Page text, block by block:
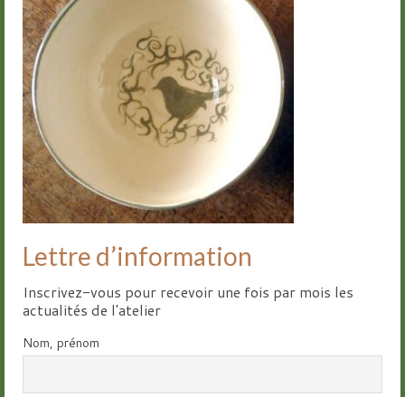
Groupes
Livre d’or
Contact
Lettre d’information
Inscrivez-vous pour recevoir une fois par mois les
actualités de l'atelier
Nom, prénom